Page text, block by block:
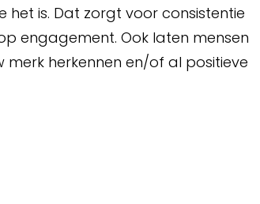
het is. Dat zorgt voor consistentie
engagement. Ook laten mensen
merk herkennen en/of al positieve